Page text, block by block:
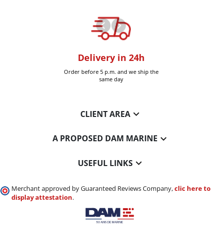
Delivery in 24h
Order before 5 p.m. and we ship the
same day
CLIENT AREA
A PROPOSED DAM MARINE 
USEFUL LINKS
Merchant approved by Guaranteed Reviews Company,clic here to
display attestation.